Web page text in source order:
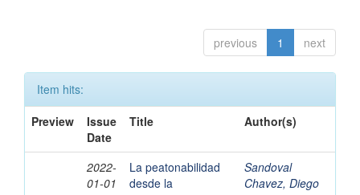
previous 1 next
Item hits:
Preview
Issue
Date
Title Author(s)
2022-
01-01
La peatonabilidad
desde la
Sandoval
Chavez, Diego